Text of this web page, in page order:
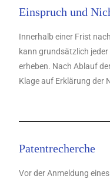
Einspruch und
Innerhalb einer Frist
kann grundsätzlich
erheben. Nach Ablauf
Klage auf Erklärung der
Patentrecherche
Vor der Anmeldung